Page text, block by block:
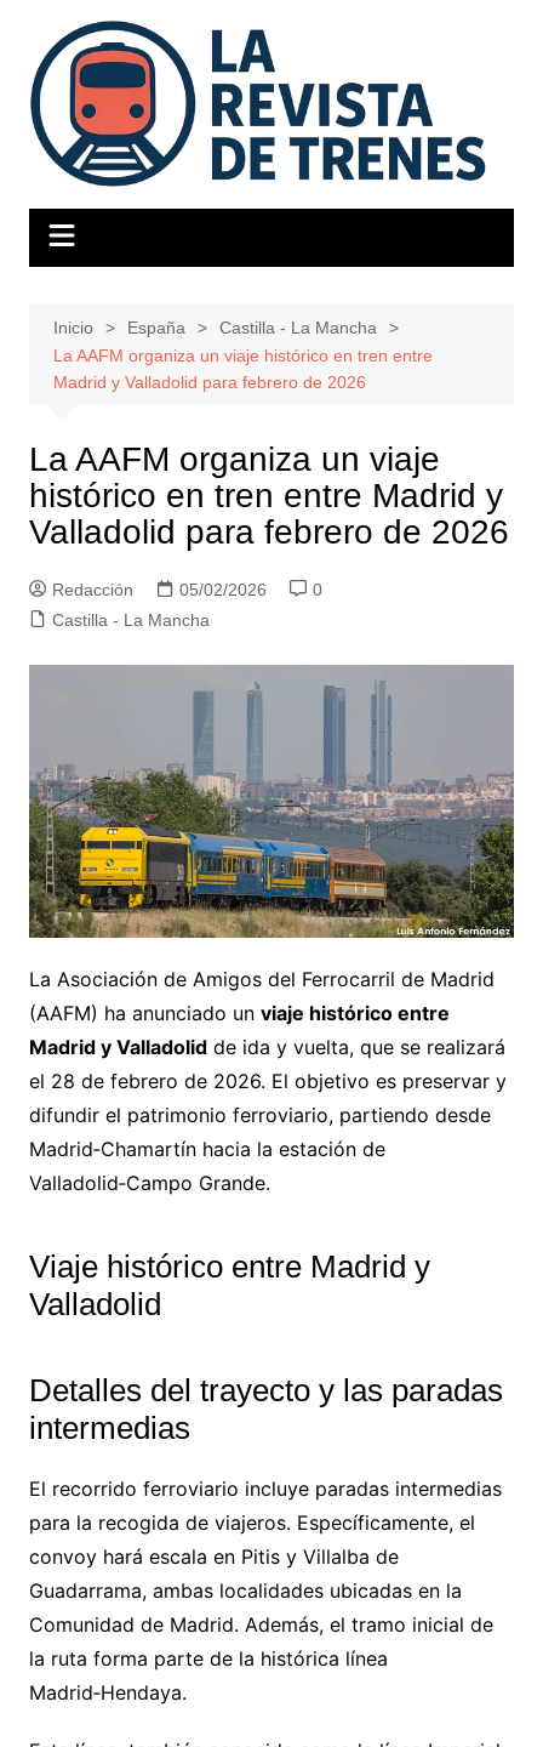
contenido
Inicio España
Castilla - La Mancha
La AAFM organiza un viaje histórico en tren entre
Madrid y Valladolid para febrero de 2026
La AAFM organiza un viaje
histórico en tren entre Madrid y
Valladolid para febrero de 2026
Redacción 05/02/2026
0
Castilla - La Mancha
La Asociación de Amigos del Ferrocarril de Madrid
(AAFM) ha anunciado un viaje histórico entre
Madrid y Valladolidde ida y vuelta, que se realizará
el 28 de febrero de 2026. El objetivo es preservar y
difundir el patrimonio ferroviario, partiendo desde
Madrid‑Chamartín hacia la estación de
Valladolid‑Campo Grande.
Viaje histórico entre Madrid y
Valladolid
Detalles del trayecto y las paradas
intermedias
El recorrido ferroviario incluye paradas intermedias
para la recogida de viajeros. Específicamente, el
convoy hará escala en Pitis y Villalba de
Guadarrama, ambas localidades ubicadas en la
Comunidad de Madrid. Además, el tramo inicial de
la ruta forma parte de la histórica línea
Madrid‑Hendaya.